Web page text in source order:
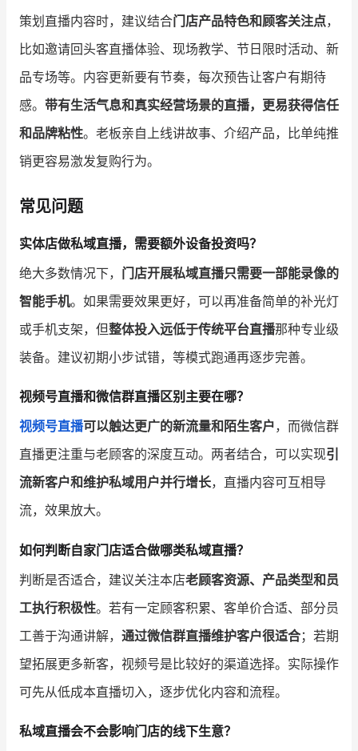
策划直播内容时，建议结合门店产品特色和顾客关注点，
比如邀请回头客直播体验、现场教学、节日限时活动、新
品专场等。内容更新要有节奏，每次预告让客户有期待
感。 带有生活气息和真实经营场景的直播，更易获得信任
和品牌粘性。老板亲自上线讲故事、介绍产品，比单纯推
销更容易激发复购行为。
常见问题
实体店做私域直播，需要额外设备投资吗？
绝大多数情况下， 门店开展私域直播只需要一部能录像的
智能手机。如果需要效果更好，可以再准备简单的补光灯
或手机支架，但整体投入远低于传统平台直播那种专业级
装备。建议初期小步试错，等模式跑通再逐步完善。
视频号直播和微信群直播区别主要在哪？
视频号直播可以触达更广的新流量和陌生客户，而微信群
直播更注重与老顾客的深度互动。两者结合，可以实现引
流新客户和维护私域用户并行增长，直播内容可互相导
流，效果放大。
如何判断自家门店适合做哪类私域直播？
判断是否适合，建议关注本店老顾客资源、产品类型和员
工执行积极性。若有一定顾客积累、客单价合适、部分员
工善于沟通讲解， 通过微信群直播维护客户很适合；若期
望拓展更多新客，视频号是比较好的渠道选择。实际操作
可先从低成本直播切入，逐步优化内容和流程。
私域直播会不会影响门店的线下生意？